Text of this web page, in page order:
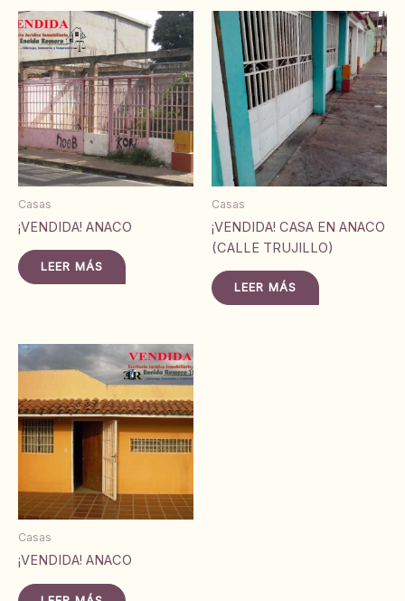
Casas
¡VENDIDA! ANACO
LEER MÁS
Casas
¡VENDIDA! CASA EN ANACO
(CALLE TRUJILLO)
LEER MÁS
Casas
¡VENDIDA! ANACO